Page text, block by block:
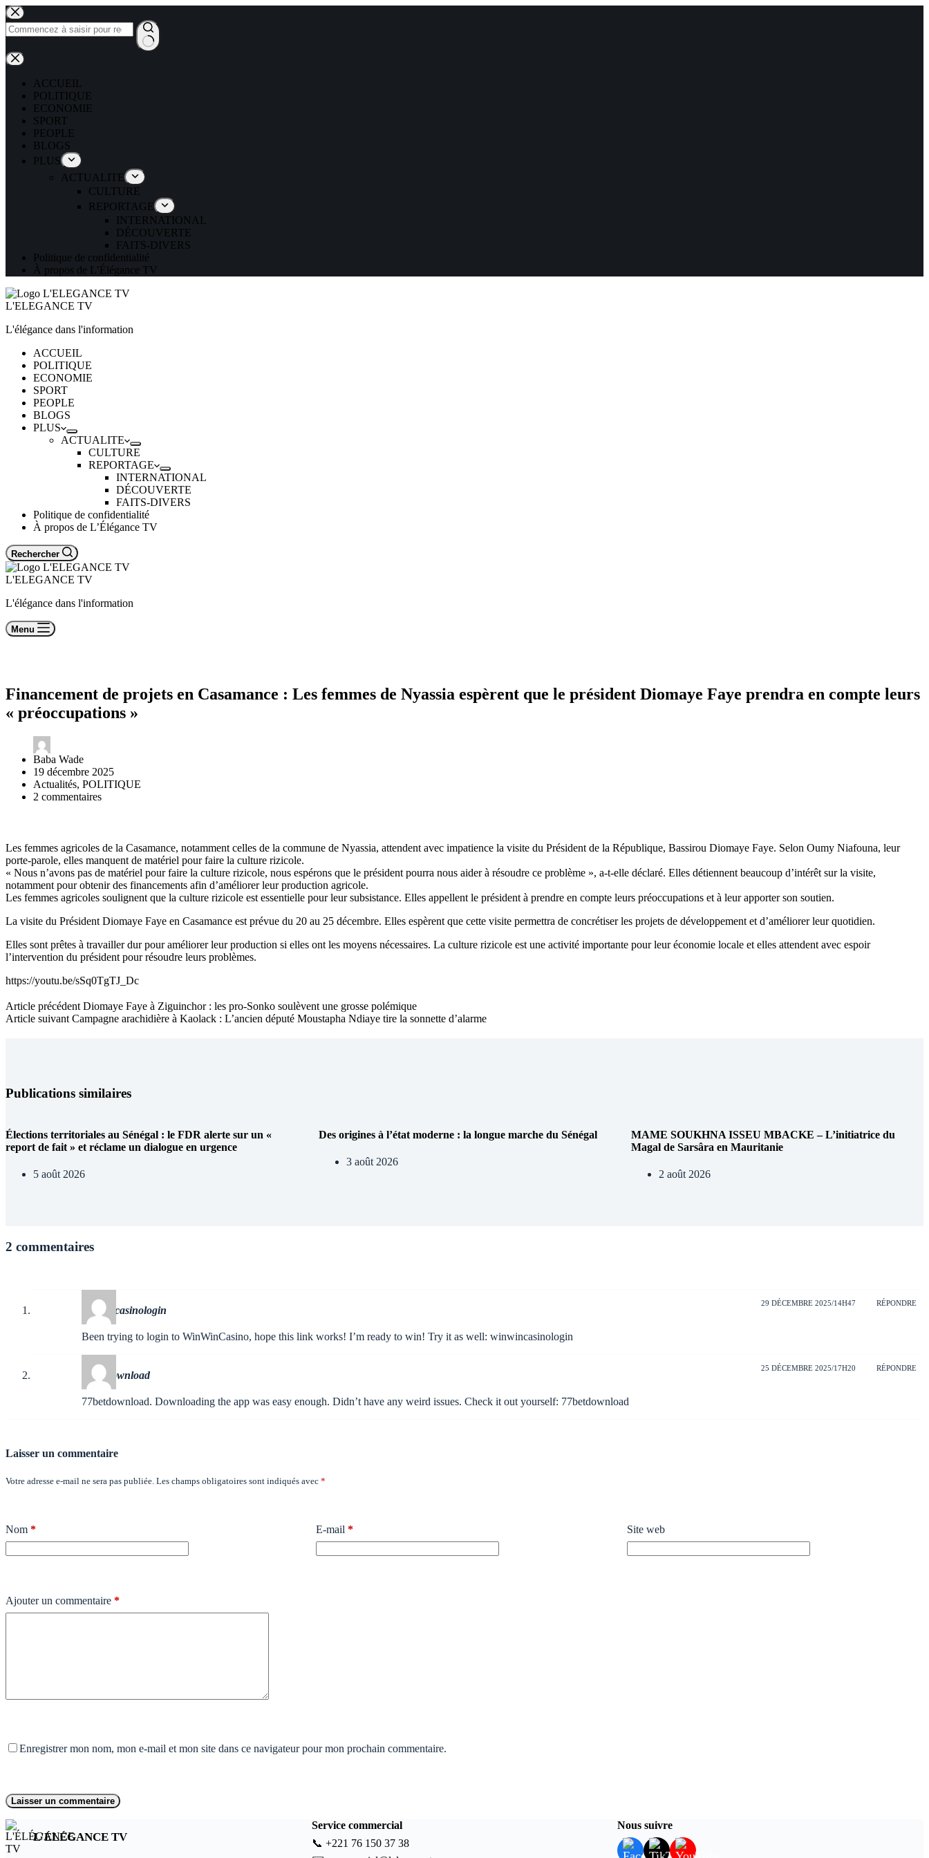
ACCUEIL
POLITIQUE
ECONOMIE
SPORT
PEOPLE
BLOGS
PLUS
ACTUALITE
CULTURE
REPORTAGE
INTERNATIONAL
DÉCOUVERTE
FAITS-DIVERS
Politique de confidentialité
À propos de L’Élégance TV
L'ELEGANCE TV
L'élégance dans l'information
ACCUEIL
POLITIQUE
ECONOMIE
SPORT
PEOPLE
BLOGS
PLUS
ACTUALITE
CULTURE
REPORTAGE
INTERNATIONAL
DÉCOUVERTE
FAITS-DIVERS
Politique de confidentialité
À propos de L’Élégance TV
Rechercher
L'ELEGANCE TV
L'élégance dans l'information
Menu
Financement de projets en Casamance : Les femmes de Nyassia espèrent que le président Diomaye Faye prendra en compte leurs
« préoccupations »
Baba Wade
19 décembre 2025
Actualités, POLITIQUE
2 commentaires
Les femmes agricoles de la Casamance, notamment celles de la commune de Nyassia, attendent avec impatience la visite du Président de la République, Bassirou Diomaye Faye. Selon Oumy Niafouna, leur
porte-parole, elles manquent de matériel pour faire la culture rizicole.
« Nous n’avons pas de matériel pour faire la culture rizicole, nous espérons que le président pourra nous aider à résoudre ce problème », a-t-elle déclaré. Elles détiennent beaucoup d’intérêt sur la visite,
notamment pour obtenir des financements afin d’améliorer leur production agricole.
Les femmes agricoles soulignent que la culture rizicole est essentielle pour leur subsistance. Elles appellent le président à prendre en compte leurs préoccupations et à leur apporter son soutien.
La visite du Président Diomaye Faye en Casamance est prévue du 20 au 25 décembre. Elles espèrent que cette visite permettra de concrétiser les projets de développement et d’améliorer leur quotidien.
Elles sont prêtes à travailler dur pour améliorer leur production si elles ont les moyens nécessaires. La culture rizicole est une activité importante pour leur économie locale et elles attendent avec espoir
l’intervention du président pour résoudre leurs problèmes.
https://youtu.be/sSq0TgTJ_Dc
Article précédent Diomaye Faye à Ziguinchor : les pro-Sonko soulèvent une grosse polémique
Article suivant Campagne arachidière à Kaolack : L’ancien député Moustapha Ndiaye tire la sonnette d’alarme
Publications similaires
Élections territoriales au Sénégal : le FDR alerte sur un «
report de fait » et réclame un dialogue en urgence
5 août 2026
Des origines à l’état moderne : la longue marche du Sénégal
3 août 2026
MAME SOUKHNA ISSEU MBACKE – L’initiatrice du
Magal de Sarsâra en Mauritanie
2 août 2026
2 commentaires
winwincasinologin
29 DÉCEMBRE 2025/14H47 RÉPONDRE
Been trying to login to WinWinCasino, hope this link works! I’m ready to win! Try it as well: winwincasinologin
77betdownload
25 DÉCEMBRE 2025/17H20 RÉPONDRE
77betdownload. Downloading the app was easy enough. Didn’t have any weird issues. Check it out yourself: 77betdownload
Laisser un commentaire
Votre adresse e-mail ne sera pas publiée. Les champs obligatoires sont indiqués avec *
Nom * E-mail * Site web
Ajouter un commentaire *
Enregistrer mon nom, mon e-mail et mon site dans ce navigateur pour mon prochain commentaire.
Laisser un commentaire
L'ÉLÉGANCE TV
Service commercial
📞 +221 76 150 37 38
Nous suivre